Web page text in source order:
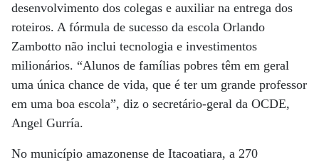
desenvolvimento dos colegas e auxiliar na entrega dos
roteiros. A fórmula de sucesso da escola Orlando
Zambotto não inclui tecnologia e investimentos
milionários. “Alunos de famílias pobres têm em geral
uma única chance de vida, que é ter um grande professor
em uma boa escola”, diz o secretário-geral da OCDE,
Angel Gurría.
No município amazonense de Itacoatiara, a 270